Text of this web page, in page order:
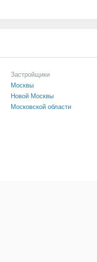
Застройщики
Москвы
Новой Москвы
Московской области